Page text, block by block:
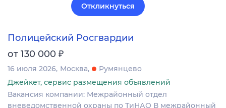
Откликнуться
Полицейский Росгвардии
от 130 000 ₽
16 июля 2026 Москва
Румянцево
Джейкет, сервис размещения объявлений
Вакансия компании: Межрайонный отдел
вневедомственной охраны по ТиНАО В межрайонный